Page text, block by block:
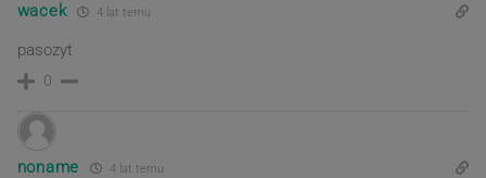
wacek 4 lat temu
pasozyt
0
noname 4 lat temu